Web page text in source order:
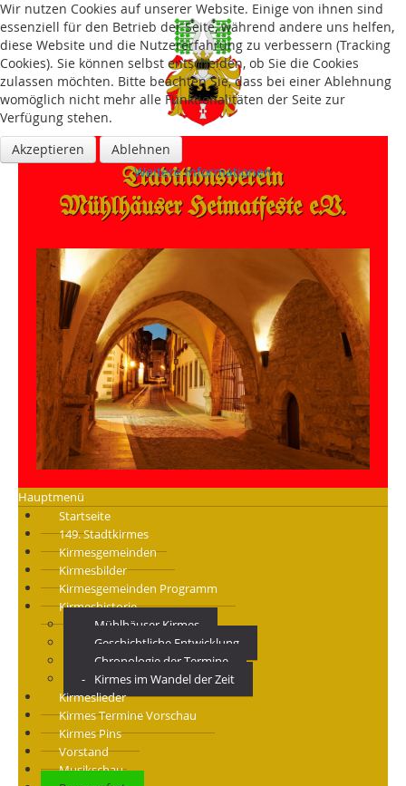
Traditions­verein
Mühlhäuser Heimatfeste e.V.
Hauptmenü
Startseite
149. Stadtkirmes
Kirmesgemeinden
Kirmesbilder
Kirmesgemeinden Programm
Kirmeshistorie
Mühlhäuser Kirmes
Geschichtliche Entwicklung
Chronologie der Termine
Kirmes im Wandel der Zeit
Kirmeslieder
Kirmes Termine Vorschau
Kirmes Pins
Vorstand
Musikschau
Wir nutzen Cookies auf unserer Website. Einige von ihnen sind
essenziell für den Betrieb der Seite, während andere uns helfen,
diese Website und die Nutzererfahrung zu verbessern (Tracking
Cookies). Sie können selbst entscheiden, ob Sie die Cookies
zulassen möchten. Bitte beachten Sie, dass bei einer Ablehnung
womöglich nicht mehr alle Funktionalitäten der Seite zur
Verfügung stehen.
Akzeptieren
Ablehnen
Weitere Informationen